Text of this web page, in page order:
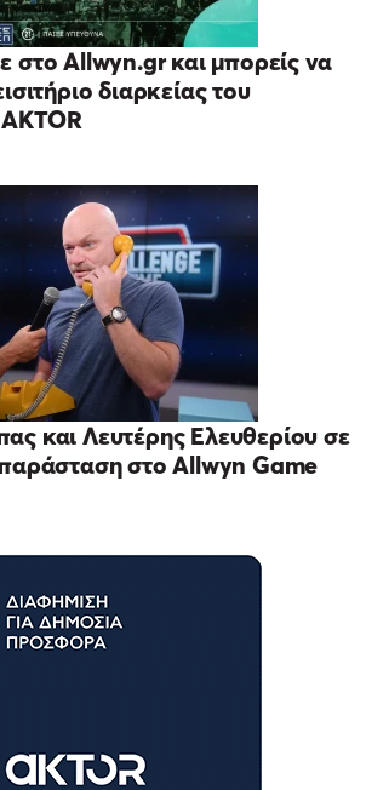
στο Allwyn.gr και μπορείς να
διαρκείας του
και Λευτέρης Ελευθερίου σε
παράσταση στο Allwyn Game